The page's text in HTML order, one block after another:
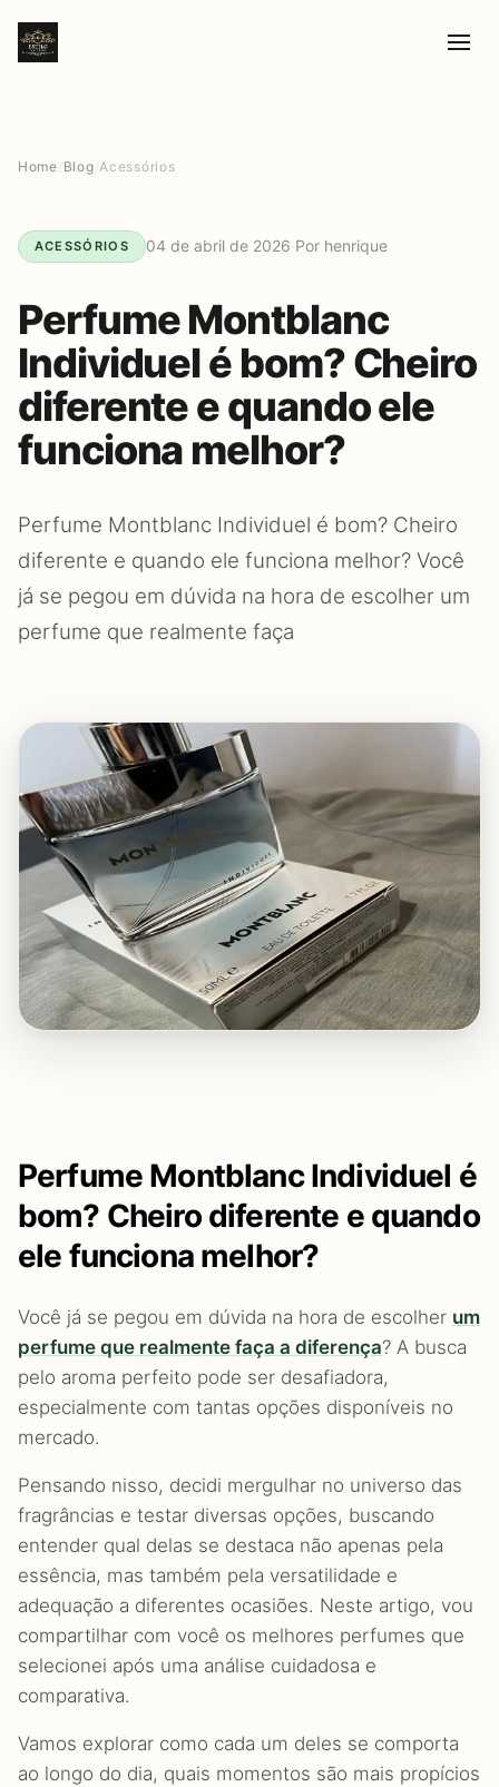
Home Blog /Acessórios
ACESSÓRIOS 04 de abril de 2026·Por henrique
Perfume Montblanc
Individuel é bom? Cheiro
diferente e quando ele
funciona melhor?
Perfume Montblanc Individuel é bom? Cheiro
diferente e quando ele funciona melhor? Você
já se pegou em dúvida na hora de escolher um
perfume que realmente faça
Perfume Montblanc Individuel é
bom? Cheiro diferente e quando
ele funciona melhor?
Você já se pegou em dúvida na hora de escolher um
perfume que realmente faça a diferença? A busca
pelo aroma perfeito pode ser desafiadora,
especialmente com tantas opções disponíveis no
mercado.
Pensando nisso, decidi mergulhar no universo das
fragrâncias e testar diversas opções, buscando
entender qual delas se destaca não apenas pela
essência, mas também pela versatilidade e
adequação a diferentes ocasiões. Neste artigo, vou
compartilhar com você os melhores perfumes que
selecionei após uma análise cuidadosa e
comparativa.
Vamos explorar como cada um deles se comporta
ao longo do dia, quais momentos são mais propícios